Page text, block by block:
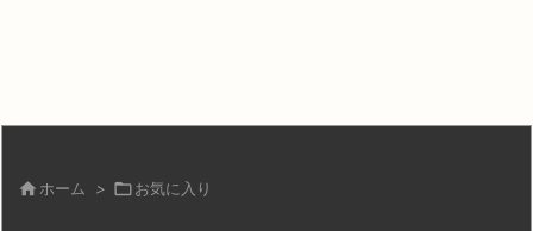
 ホーム > お気に入り